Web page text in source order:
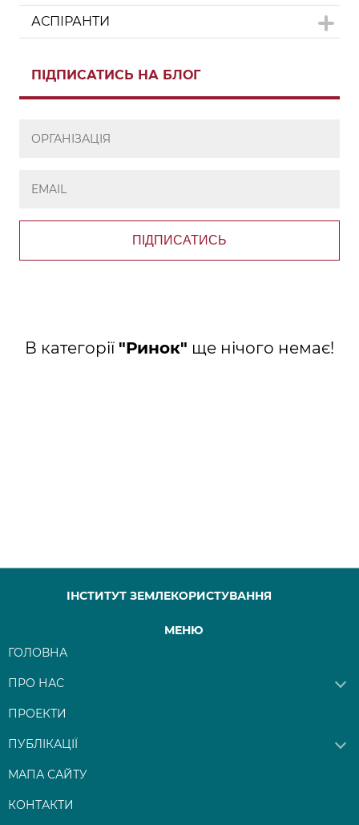
АСПІРАНТИ
ПІДПИСАТИСЬ НА БЛОГ
ПІДПИСАТИСЬ
В категорії "Ринок" ще нічого немає!
ІНСТИТУТ ЗЕМЛЕКОРИСТУВАННЯ
МЕНЮ
ГОЛОВНА
ПРО НАС
ПРОЕКТИ
ПУБЛІКАЦІЇ
МАПА САЙТУ
КОНТАКТИ